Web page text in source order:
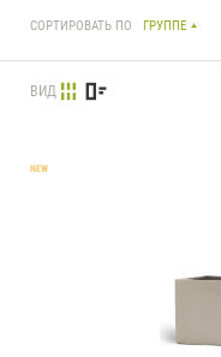
СОРТИРОВАТЬ ПО ГРУППЕ
ВИД
NEW